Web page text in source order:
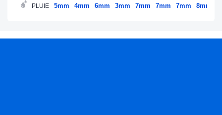
PLUIE
5mm 4mm 6mm 3mm 7mm 7mm 7mm 8mm